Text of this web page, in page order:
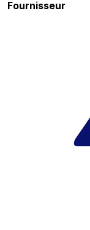
Fournisseur